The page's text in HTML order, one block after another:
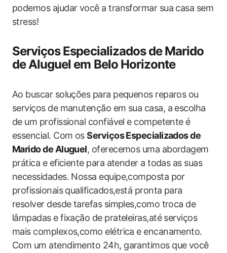
podemos ajudar você a transformar sua casa sem
stress!
Serviços Especializados de Marido
de Aluguel em Belo Horizonte
Ao buscar soluções para pequenos reparos ou
serviços de manutenção em sua casa, a escolha
de um profissional confiável e competente é
essencial. Com osServiços Especializados de
Marido de Aluguel, oferecemos uma abordagem
prática e eficiente para atender a todas as suas
necessidades. Nossa equipe,composta por
profissionais qualificados,está pronta para
resolver desde tarefas simples,como troca de
lâmpadas e fixação de prateleiras,até serviços
mais complexos,como elétrica e encanamento.
Com um atendimento 24h, garantimos que você